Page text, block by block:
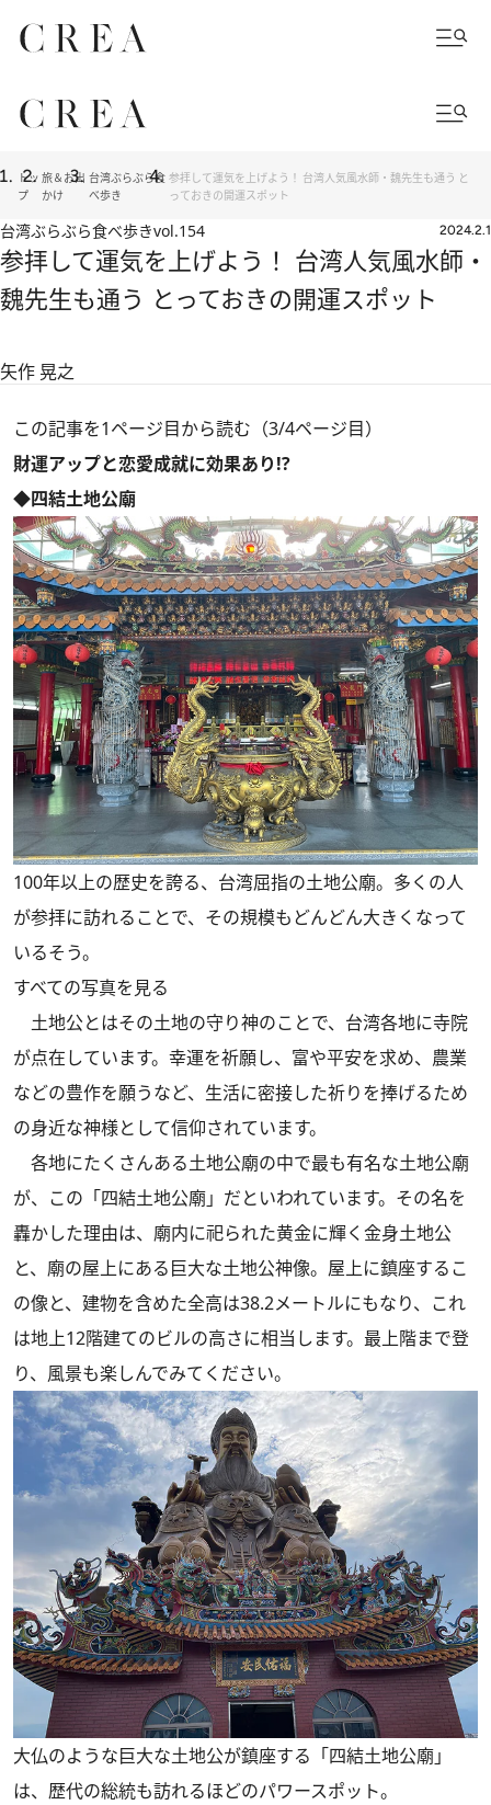
トッ
プ
旅＆お出
かけ
台湾ぶらぶら食
べ歩き
参拝して運気を上げよう！ 台湾人気風水師・魏先生も通う と
っておきの開運スポット
台湾ぶらぶら食べ歩きvol.154 2024.2.1
参拝して運気を上げよう！ 台湾人気風水師・
魏先生も通う とっておきの開運スポット
矢作 晃之
この記事を1ページ目から読む（3/4ページ目）
財運アップと恋愛成就に効果あり!?
◆四結土地公廟
100年以上の歴史を誇る、台湾屈指の土地公廟。多くの人
が参拝に訪れることで、その規模もどんどん大きくなって
いるそう。
すべての写真を見る
土地公とはその土地の守り神のことで、台湾各地に寺院
が点在しています。幸運を祈願し、富や平安を求め、農業
などの豊作を願うなど、生活に密接した祈りを捧げるため
の身近な神様として信仰されています。
各地にたくさんある土地公廟の中で最も有名な土地公廟
が、この「四結土地公廟」だといわれています。その名を
轟かした理由は、廟内に祀られた黄金に輝く金身土地公
と、廟の屋上にある巨大な土地公神像。屋上に鎮座するこ
の像と、建物を含めた全高は38.2メートルにもなり、これ
は地上12階建てのビルの高さに相当します。最上階まで登
り、風景も楽しんでみてください。
大仏のような巨大な土地公が鎮座する「四結土地公廟」
は、歴代の総統も訪れるほどのパワースポット。